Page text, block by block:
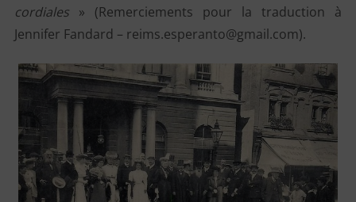
cordiales» (Remerciements pour la traduction à
Jennifer Fandard – reims.esperanto@gmail.com).